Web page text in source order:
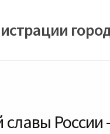
славы